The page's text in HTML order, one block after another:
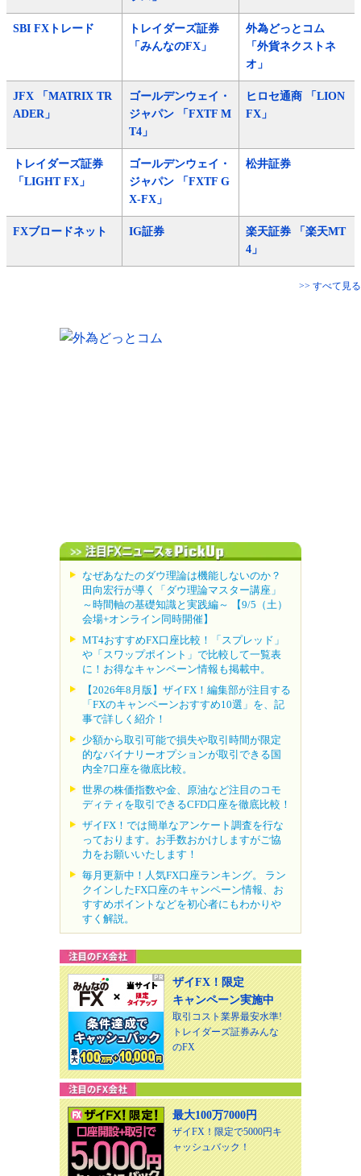
SBI FXトレード
トレイダーズ証券
「みんなのFX」
外為どっとコム
「外貨ネクストネ
オ」
JFX 「MATRIX TR
ADER」
ゴールデンウェイ・
ジャパン 「FXTF M
T4」
ヒロセ通商 「LION
FX」
トレイダーズ証券
「LIGHT FX」
ゴールデンウェイ・
ジャパン 「FXTF G
X-FX」
松井証券
FXブロードネット IG証券
楽天証券 「楽天MT
4」
>> すべて見る
なぜあなたのダウ理論は機能しないのか？
田向宏行が導く「ダウ理論マスター講座」
～時間軸の基礎知識と実践編～ 【9/5（土）
会場+オンライン同時開催】
MT4おすすめFX口座比較！「スプレッド」
や「スワップポイント」で比較して一覧表
に！お得なキャンペーン情報も掲載中。
【2026年8月版】ザイFX！編集部が注目する
「FXのキャンペーンおすすめ10選」を、記
事で詳しく紹介！
少額から取引可能で損失や取引時間が限定
的なバイナリーオプションが取引できる国
内全7口座を徹底比較。
世界の株価指数や金、原油など注目のコモ
ディティを取引できるCFD口座を徹底比較！
ザイFX！では簡単なアンケート調査を行な
っております。お手数おかけしますがご協
力をお願いいたします！
毎月更新中！人気FX口座ランキング。 ラン
クインしたFX口座のキャンペーン情報、お
すすめポイントなどを初心者にもわかりや
すく解説。
ザイFX！限定
キャンペーン実施中
取引コスト業界最安水準!
トレイダーズ証券みんな
のFX
最大100万7000円
ザイFX！限定で5000円キ
ャッシュバック！